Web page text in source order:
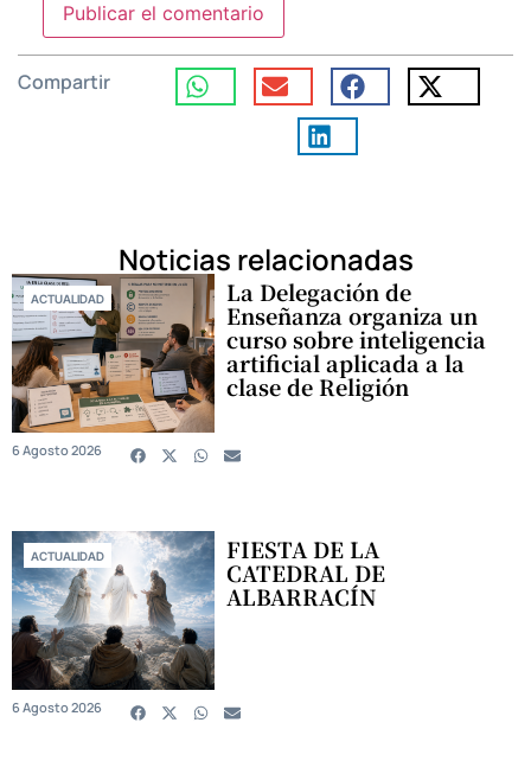
Compartir
Noticias relacionadas
ACTUALIDAD La Delegación de
Enseñanza organiza un
curso sobre inteligencia
artificial aplicada a la
clase de Religión
6 Agosto 2026
ACTUALIDAD FIESTA DE LA
CATEDRAL DE
ALBARRACÍN
6 Agosto 2026